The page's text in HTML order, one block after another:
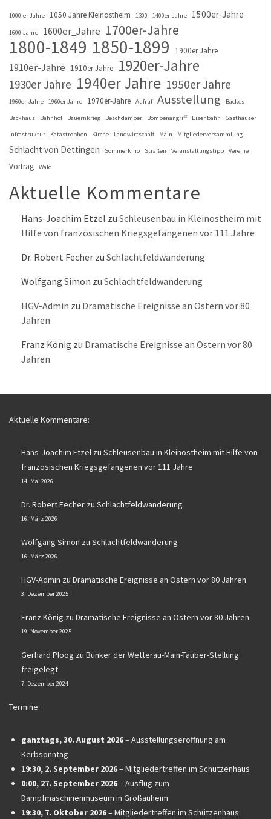
1000-er Jahre 1050 Jahre Kleinostheim 1300 1400er-Jahre 1500er-Jahre
1600-Jahre 1600er_Jahre 1700er-Jahre
1800-1849 1850-1899 1900er Jahre
1910er-Jahre 1910er Jahre 1920er-Jahre
1930er Jahre 1940er Jahre 1950er Jahre
1960er-Jahre 1960er Jahre 1970er-Jahre Aufruf Ausstellung Backes
Backhaus Bahnhof Bauernkrieg Beschdamper Bombenangriff Eisenbahn Gasthäuser
Infrastruktur Katastrophen Kirche Landwirtschaft Main Mitgliederversammlung
Schlacht von Dettingen Sommerkino Straßen Veranstaltungstipp Vereine
Vortrag Wald
Aktuelle Kommentare
Hans-Joachim Etzel zu Schleusenbau in Kleinostheim mit
Hilfe von französischen Kriegsgefangenen vor 111 Jahre
Dr. Robert Fecher zu Schlachtfeldwanderung
Wolfgang Simon zu Schlachtfeldwanderung
HGV-Admin zu Dramatische Ereignisse an Ostern vor 80
Jahren
Franz König zu Dramatische Ereignisse an Ostern vor 80
Jahren
Aktuelle Kommentare:
Hans-Joachim Etzel zu Schleusenbau in Kleinostheim mit Hilfe von
französischen Kriegsgefangenen vor 111 Jahre
14. Mai 2026
Dr. Robert Fecher zu Schlachtfeldwanderung
16. März 2026
Wolfgang Simon zu Schlachtfeldwanderung
16. März 2026
HGV-Admin zu Dramatische Ereignisse an Ostern vor 80 Jahren
3. Dezember 2025
Franz König zu Dramatische Ereignisse an Ostern vor 80 Jahren
19. November 2025
Gerhard Ploog zu Bunker der Wetterau-Main-Tauber-Stellung
freigelegt
7. Dezember 2024
Termine:
ganztags,30. August 2026–Ausstellungseröffnung am
Kerbsonntag
19:30, 2. September 2026–Mitgliedertreffen im Schützenhaus
0:00, 27. September 2026–Ausflug zum
Dampfmaschinenmuseum in Großauheim
19:30, 7. Oktober 2026–Mitgliedertreffen im Schützenhaus